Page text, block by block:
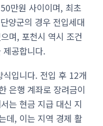
만원 사이이며, 최초
양군의 경우 전입세대
며, 포천시 역시 조건
제공합니다.
식입니다. 전입 후 12개
은행 계좌로 장려금이
는 현금 지급 대신 지
데, 이는 지역 경제 활